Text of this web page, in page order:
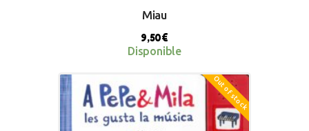
BUY NOW
Miau
9,50€
Disponible
Out of stock